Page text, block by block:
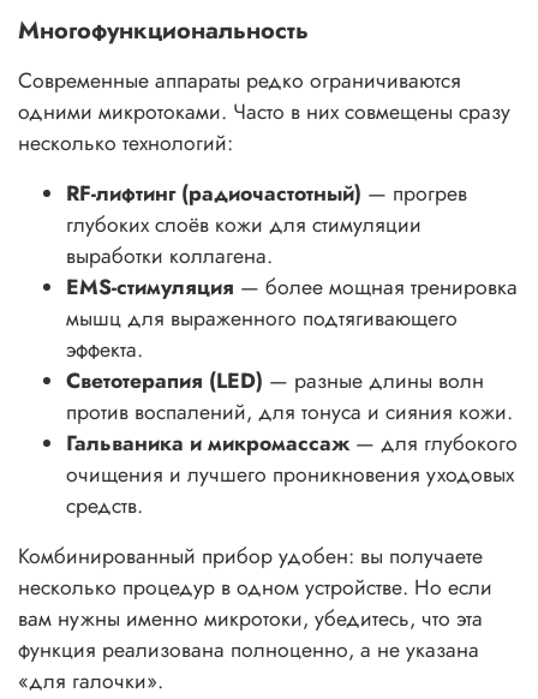
Многофункциональность
Современные аппараты редко ограничиваются
одними микротоками. Часто в них совмещены сразу
несколько технологий:
RF-лифтинг (радиочастотный) — прогрев
глубоких слоёв кожи для стимуляции
выработки коллагена.
EMS-стимуляция — более мощная тренировка
мышц для выраженного подтягивающего
эффекта.
Светотерапия (LED) — разные длины волн
против воспалений, для тонуса и сияния кожи.
Гальваника и микромассаж— для глубокого
очищения и лучшего проникновения уходовых
средств.
Комбинированный прибор удобен: вы получаете
несколько процедур в одном устройстве. Но если
вам нужны именно микротоки, убедитесь, что эта
функция реализована полноценно, а не указана
«для галочки».